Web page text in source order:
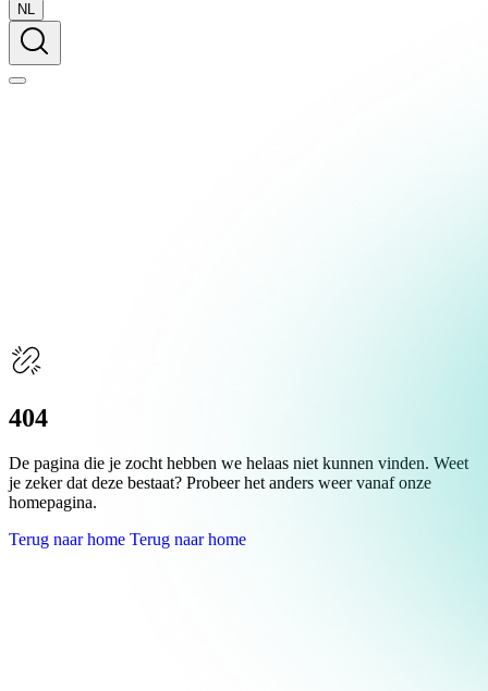
NL
404
De pagina die je zocht hebben we helaas niet kunnen vinden. Weet
je zeker dat deze bestaat? Probeer het anders weer vanaf onze
homepagina.
Terug naar home Terug naar home